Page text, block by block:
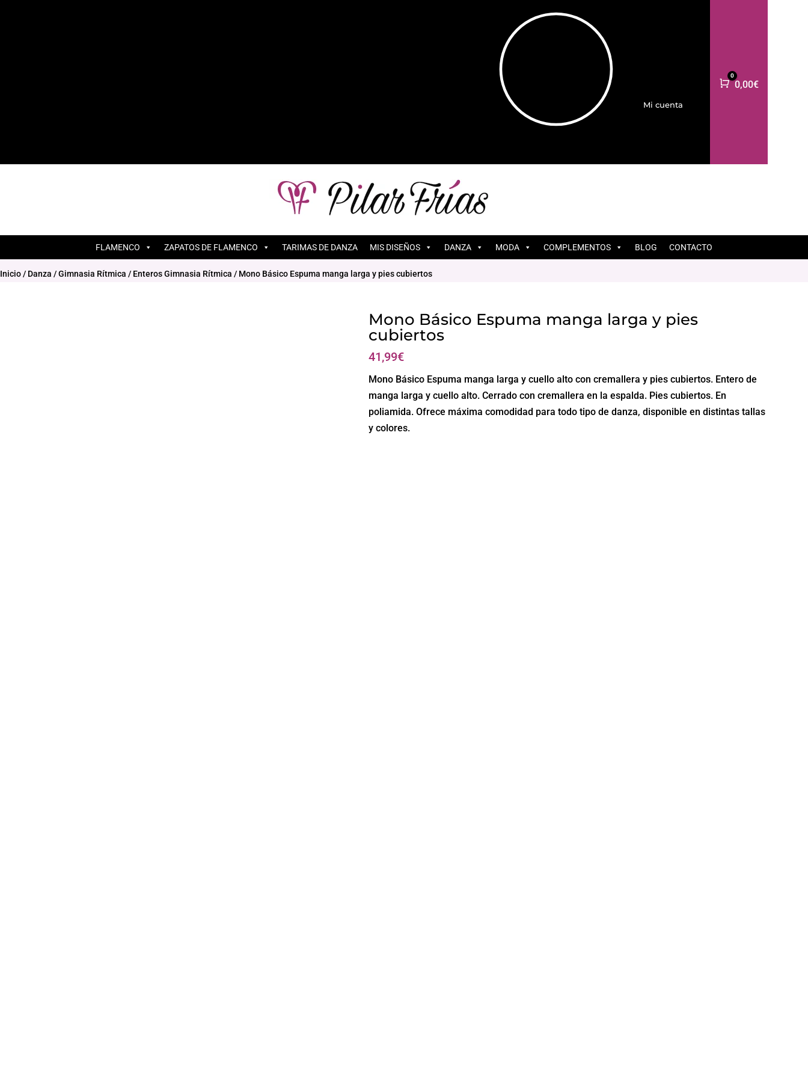
Mi cuenta
Carro
0
0,00€
FLAMENCO ZAPATOS DE FLAMENCO TARIMAS DE DANZA MIS DISEÑOS DANZA MODA COMPLEMENTOS BLOG CONTACTO
Inicio/ Danza /Gimnasia Rítmica / Enteros Gimnasia Rítmica / Mono Básico Espuma manga larga y pies cubiertos
Mono Básico Espuma manga larga y pies
cubiertos
41,99€
Mono Básico Espuma manga larga y cuello alto con cremallera y pies cubiertos. Entero de
manga larga y cuello alto. Cerrado con cremallera en la espalda. Pies cubiertos. En
poliamida. Ofrece máxima comodidad para todo tipo de danza, disponible en distintas tallas
y colores.